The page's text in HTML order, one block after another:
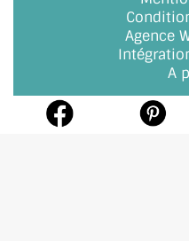
Agence
A